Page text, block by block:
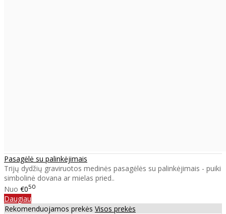
Pasagėlė su palinkėjimais
Trijų dydžių graviruotos medinės pasagėlės su palinkėjimais - puiki
simbolinė dovana ar mielas pried..
Nuo €050
Daugiau
Rekomenduojamos prekės Visos prekės